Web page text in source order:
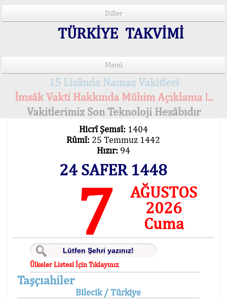
Diller
TÜRKİYE TAKVİMİ
Menü
15 Lisânda Namaz Vakitleri
İmsâk Vakti Hakkında Mühim Açıklama !..
Vakitlerimiz Son Teknoloji Hesâbıdır
Hicrî Şemsî: 1404
Rûmî: 25 Temmuz 1442
Hızır: 94
24 SAFER 1448
7
AĞUSTOS
2026
Cuma
Ülkeler Listesi İçin Tıklayınız
Taşçıahiler
Bilecik / Türkiye